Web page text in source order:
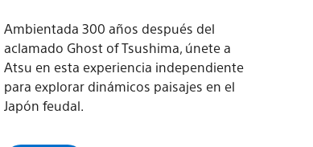
Ambientada 300 años después del
aclamado Ghost of Tsushima, únete a
Atsu en esta experiencia independiente
para explorar dinámicos paisajes en el
Japón feudal.